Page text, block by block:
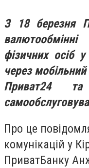
З 18 березня
фізичних осіб
через
Приват24 та
Про це
комунікацій у
ПриватБанку